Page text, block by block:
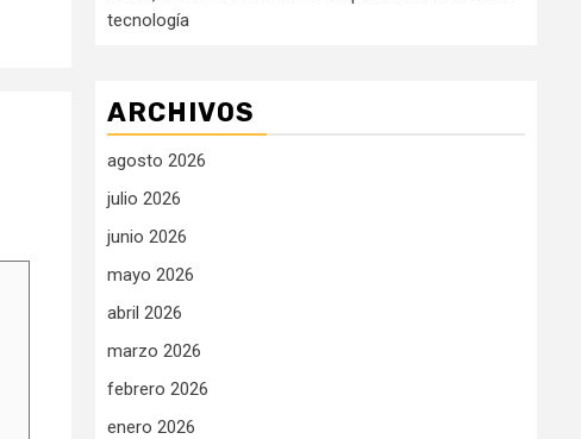
tecnología
ARCHIVOS
agosto 2026
julio 2026
junio 2026
mayo 2026
abril 2026
marzo 2026
febrero 2026
enero 2026